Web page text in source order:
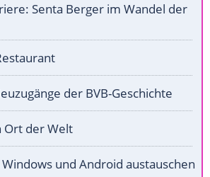
Senta Berger im Wandel der
der BVB-Geschichte
Ort der Welt
und Android austauschen